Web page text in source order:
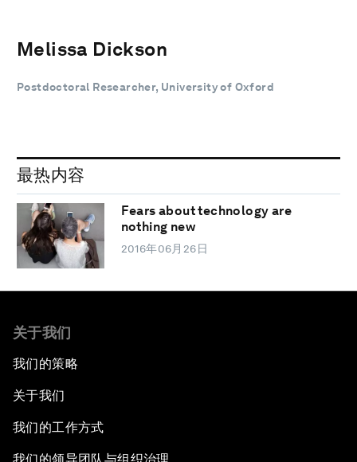
Melissa Dickson
Postdoctoral Researcher, University of Oxford
最热内容
Fears about technology are
nothing new
2016年06月26日
关于我们
我们的策略
关于我们
我们的工作方式